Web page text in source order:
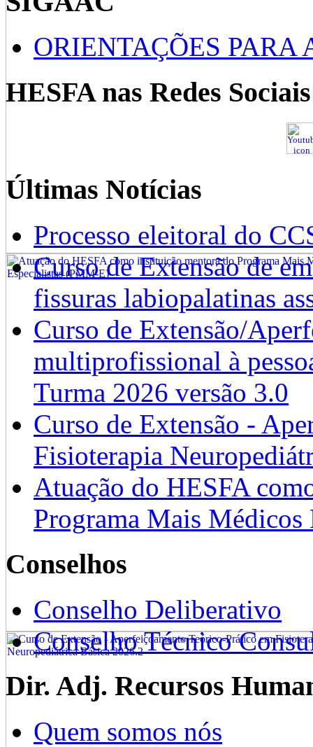
ORIENTAÇÕES PARA
HESFA nas Redes Sociais
Últimas Notícias
Processo eleitoral do
Curso de Extensão de
fissuras labiopalatinas
Curso de Extensão/
multiprofissional à
Turma 2026 versão 3.0
Curso de Extensão -
Fisioterapia
Atuação do HESFA
Programa Mais
Conselhos
Conselho Deliberativo
Conselho Técnico
Dir. Adj. Recursos
Quem somos nós